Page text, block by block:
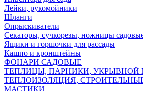
Лейки, рукомойники
Шланги
Опрыскиватели
Секаторы, сучкорезы, ножницы
Ящики и горшочки для рассады
Кашпо и кронштейны
ФОНАРИ САДОВЫЕ
ТЕПЛИЦЫ, ПАРНИКИ, УКРЫВНОЙ
ТЕПЛОИЗОЛЯЦИЯ,
МАСТИКИ